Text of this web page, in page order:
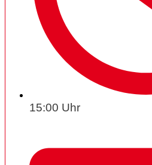
15:00 Uhr